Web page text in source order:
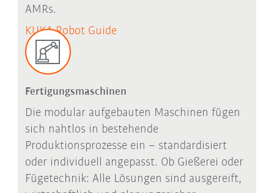
AMRs.
KUKA Robot Guide
Fertigungsmaschinen
Die modular aufgebauten Maschinen fügen
sich nahtlos in bestehende
Produktionsprozesse ein – standardisiert
oder individuell angepasst. Ob Gießerei oder
Fügetechnik: Alle Lösungen sind ausgereift,